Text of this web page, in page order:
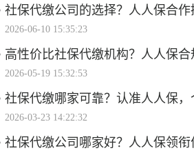
社保代缴公司的选择？人人保合作
2026-06-10 15:35:23
高性价比社保代缴机构？人人保合
2026-05-19 15:32:53
社保代缴哪家可靠？认准人人保，
2026-03-23 14:22:32
社保代缴公司哪家好？人人保领衔